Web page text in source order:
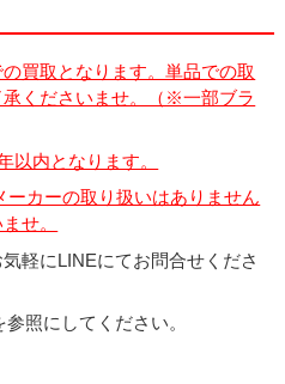
買取となります。単品での取
くださいませ。（※一部ブラ
以内となります。
ーカーの取り扱いはありません
せ。
軽にLINEにてお問合せくださ
照にしてください。